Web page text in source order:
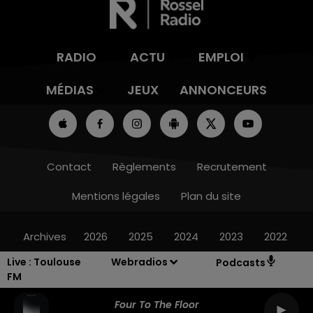
Live : Toulouse
FM
Webradios Podcasts
Four To The Floor
RADIO ACTU
EMPLOI
MÉDIAS
JEUX ANNONCEURS
Contact Règlements
Recrutement
Mentions légales
Plan du site
Archives 2026 2025 2024 2023 2022